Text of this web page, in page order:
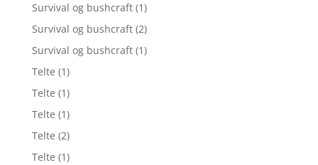
Survival og bushcraft (1)
Survival og bushcraft (2)
Survival og bushcraft (1)
Telte (1)
Telte (1)
Telte (1)
Telte (2)
Telte (1)